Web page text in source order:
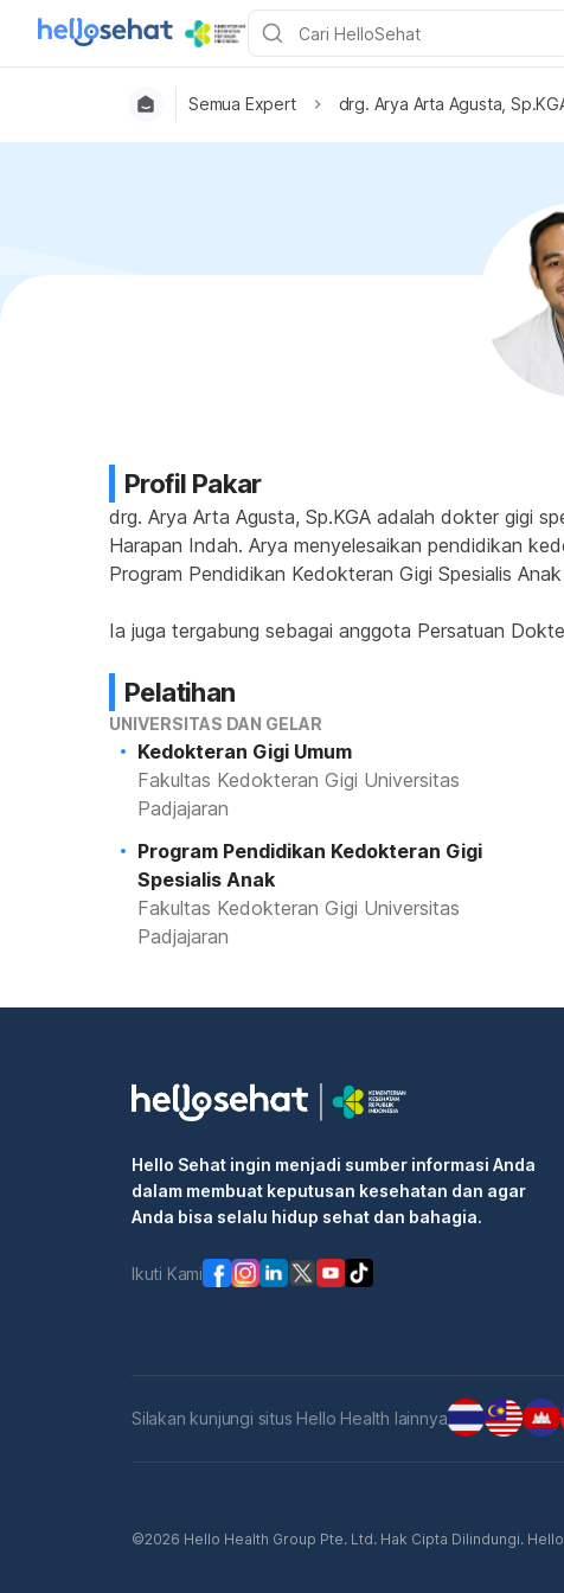
Semua Expert drg. Arya Arta Agusta,
Profil Pakar
drg. Arya Arta Agusta, Sp.KGA adalah dokter gigi
Harapan Indah. Arya menyelesaikan pendidikan
Program Pendidikan Kedokteran Gigi Spesialis
Ia juga tergabung sebagai anggota Persatuan
Pelatihan
UNIVERSITAS DAN GELAR
Kedokteran Gigi Umum
Fakultas Kedokteran Gigi Universitas
Padjajaran
Program Pendidikan Kedokteran Gigi
Spesialis Anak
Fakultas Kedokteran Gigi Universitas
Padjajaran
Hello Sehat ingin menjadi sumber informasi Anda
dalam membuat keputusan kesehatan dan agar
Anda bisa selalu hidup sehat dan bahagia.
Ikuti Kami
Silakan kunjungi situs Hello Health lainnya
©2026 Hello Health Group Pte. Ltd. Hak Cipta Dilindungi.